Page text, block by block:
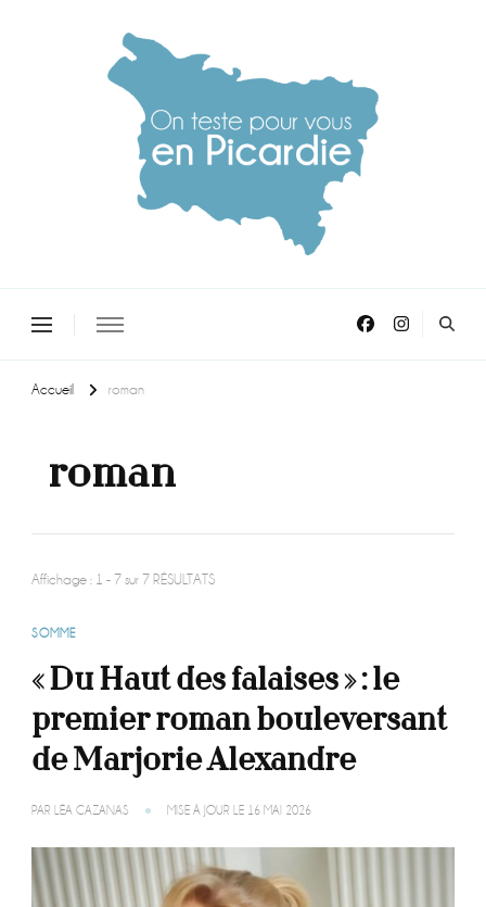
Accueil roman
roman
Affichage : 1 - 7 sur 7 RÉSULTATS
SOMME
« Du Haut des falaises » : le
premier roman bouleversant
de Marjorie Alexandre
PAR LÉA CAZANAS MISE À JOUR LE 16 MAI 2026